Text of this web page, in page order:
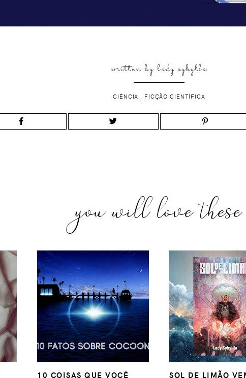
written bylady sybylla
CIÊNCIA FICÇÃO CIENTÍFICA
you will love these
10 COISAS QUE VOCÊ SOL DE LIMÃO